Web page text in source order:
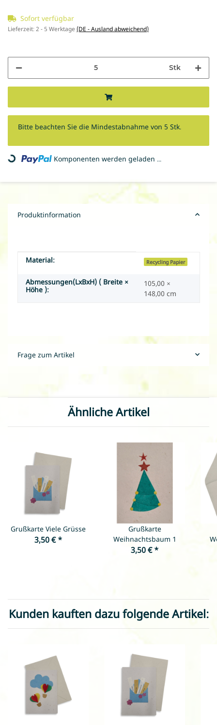
Sofort verfügbar
Lieferzeit:2 - 5 Werktage (DE - Ausland abweichend)
Stk
x
Bitte beachten Sie die Mindestabnahme von 5 Stk.
Loading... Komponenten werden geladen ...
Produktinformation
Produkteigenschaft
Wert
Material: Recycling Papier
Abmessungen(LxBxH) ( Breite ×
Höhe ):
105,00 ×
148,00 cm
Frage zum Artikel
Ähnliche Artikel
Grußkarte Viele Grüsse
3,50 €*
Grußkarte
Weihnachtsbaum 1
3,50 €*
Kunden kauften dazu folgende Artikel: